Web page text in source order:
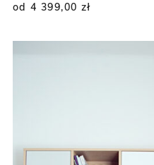
od 4 399,00 zł